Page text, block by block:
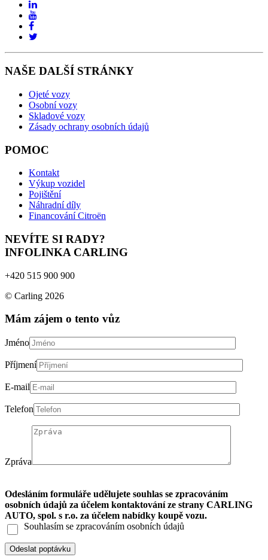
NAŠE DALŠÍ STRÁNKY
Ojeté vozy
Osobní vozy
Skladové vozy
Zásady ochrany osobních údajů
POMOC
Kontakt
Výkup vozidel
Pojištění
Náhradní díly
Financování Citroën
NEVÍTE SI RADY?
INFOLINKA CARLING
+420 515 900 900
© Carling 2026
Mám zájem o tento vůz
Jméno
Příjmení
E-mail
Telefon
Zpráva
Odesláním formuláře udělujete souhlas se zpracováním
osobních údajů za účelem kontaktování ze strany CARLING
AUTO, spol. s r.o. za účelem nabídky koupě vozu.
Souhlasím se zpracováním osobních údajů